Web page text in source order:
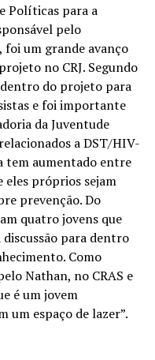
Políticas para a
pelo
foi um grande avanço
no CRJ. Segundo
dentro do projeto para
e foi importante
da Juventude
a DST/HIV-
tem aumentado entre
eles próprios sejam
prevenção. Do
quatro jovens que
para dentro
Como
Nathan, no CRAS e
é um jovem
um espaço de lazer”.